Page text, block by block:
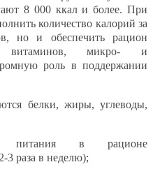
8 000 ккал и более. При
количество калорий за
но и обеспечить рацион
витаминов, микро- и
роль в поддержании
белки, жиры, углеводы,
питания в рационе
3 раза в неделю);